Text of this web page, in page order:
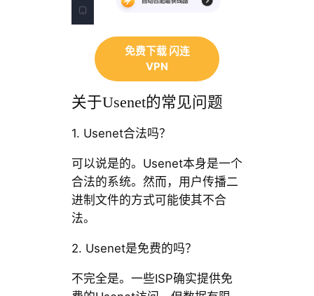
免费下载 闪连
VPN
关于Usenet的常见问题
1. Usenet合法吗？
可以说是的。Usenet本身是一个
合法的系统。然而，用户传播二
进制文件的方式可能使其不合
法。
2. Usenet是免费的吗？
不完全是。一些ISP确实提供免